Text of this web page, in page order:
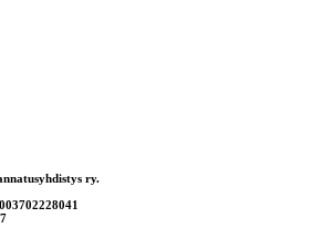
ry.